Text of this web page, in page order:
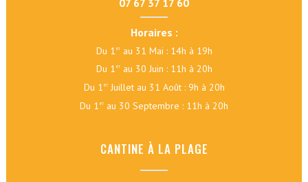
Horaires :
Du 1 erau 31 Mai : 14h à 19h
Du 1 erau 30 Juin : 11h à 20h
Du 1 erJuillet au 31 Août : 9h à 20h
Du 1 er au 30 Septembre : 11h à 20h
CANTINE À LA PLAGE